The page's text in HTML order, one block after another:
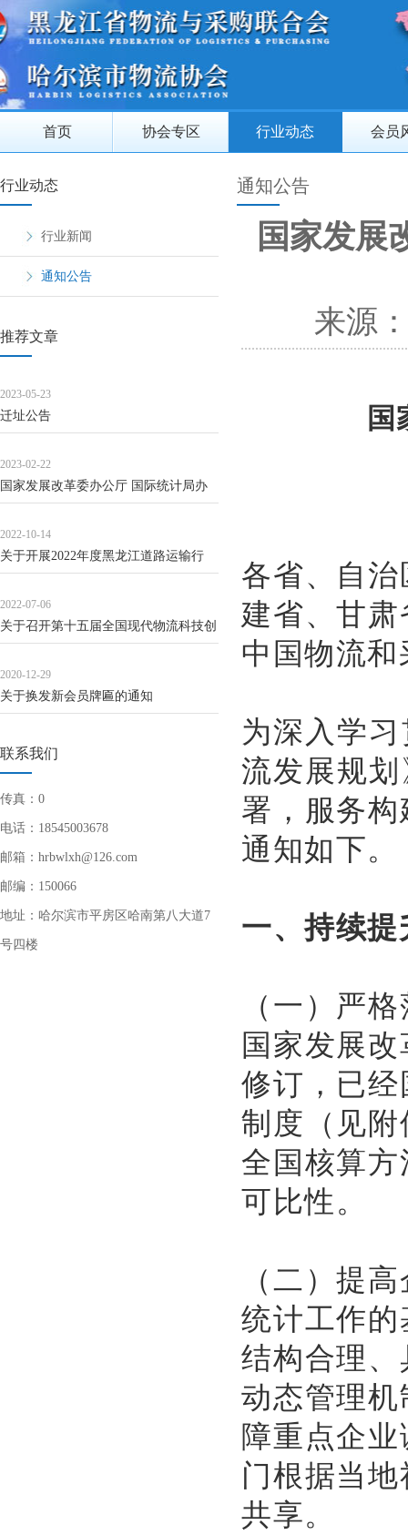
首页 协会专区 行业动态 会员
行业动态
行业新闻
通知公告
推荐文章
2023-05-23
迁址公告
2023-02-22
国家发展改革委办公厅 国际统计局办
2022-10-14
关于开展2022年度黑龙江道路运输行
2022-07-06
关于召开第十五届全国现代物流科技创
2020-12-29
关于换发新会员牌匾的通知
联系我们
传真：0
电话：18545003678
邮箱：hrbwlxh@126.com
邮编：150066
地址：哈尔滨市平房区哈南第八大道7
号四楼
通知公告
国家发展
来源
国
各省、自
建省、甘
中国物流
为深入学
流发展规
署，服务
通知如下。
一、持续
（一）严
国家发展
修订，已
制度（见
全国核算
可比性。
（二）提
统计工作
结构合理
动态管理
障重点企
门根据当
共享。